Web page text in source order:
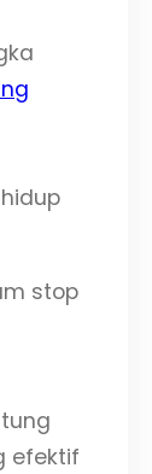
stop
efektif